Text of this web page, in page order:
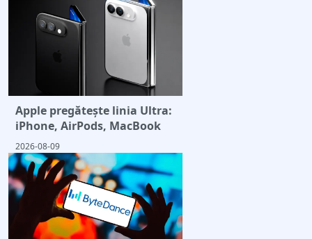
Apple pregătește linia Ultra:
iPhone, AirPods, MacBook
2026-08-09